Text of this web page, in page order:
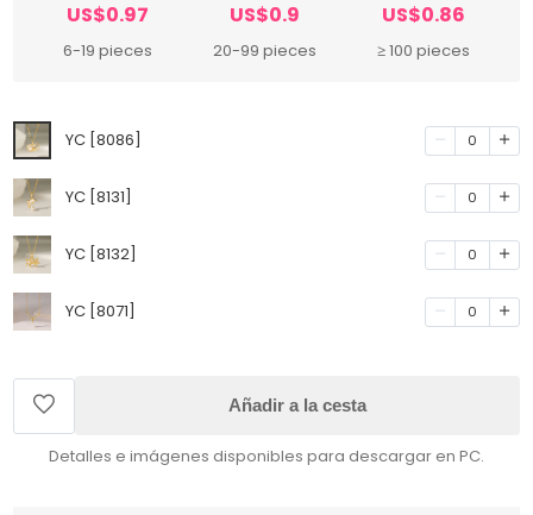
US$0.97
6-19 pieces
US$0.9
20-99 pieces
US$0.86
≥ 100 pieces
YC [8086] 0
YC [8131] 0
YC [8132] 0
YC [8071] 0
Añadir a la cesta
Detalles e imágenes disponibles para descargar en PC.